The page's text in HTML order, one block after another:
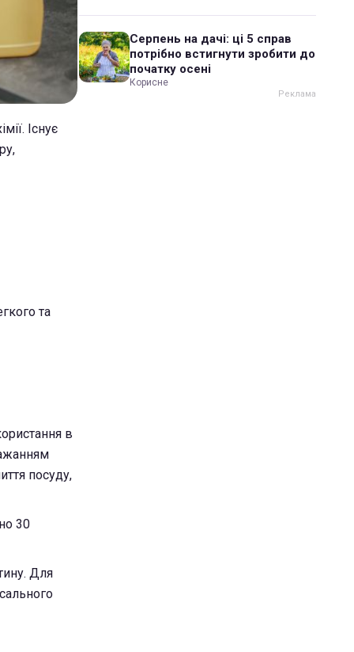
Існує
та
в
посуду,
30
Для
Серпень на дачі: ці 5 справ
потрібно встигнути зробити до
початку осені
Корисне